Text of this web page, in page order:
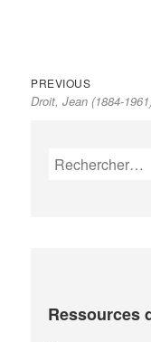
Navigation
de
PREVIOUSPrevious
post:
Droit, Jean (1884-
Rechercher :
Ressources